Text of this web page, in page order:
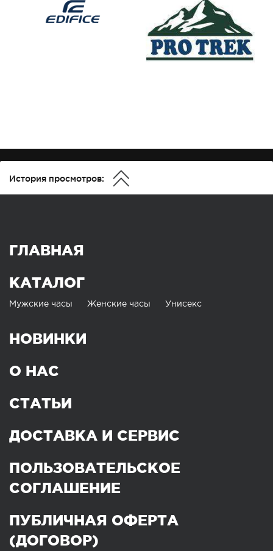
История просмотров:
ГЛАВНАЯ
КАТАЛОГ
Мужские часы Женские часы Унисекс
НОВИНКИ
О НАС
СТАТЬИ
ДОСТАВКА И СЕРВИС
ПОЛЬЗОВАТЕЛЬСКОЕ
СОГЛАШЕНИЕ
ПУБЛИЧНАЯ ОФЕРТА
(ДОГОВОР)